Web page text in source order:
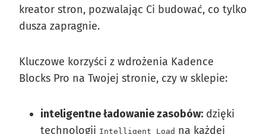
kreator stron, pozwalając Ci budować, co tylko
dusza zapragnie.
Kluczowe korzyści z wdrożenia Kadence
Blocks Pro na Twojej stronie, czy w sklepie:
inteligentne ładowanie zasobów: dzięki
technologii Intelligent Load na każdej